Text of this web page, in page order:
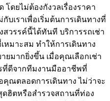
ดยไม่ต้องกังวลเรื่องราคา
บเราเพื่อเริ่มต้นการเดินทางที่
สวรรค์นี้ได้ทันที บริการรถเช่า
มาะสม ทำให้การเดินทาง
มากยิ่งขึ้น เมื่อคุณเลือกเช่า
ที่ดีจากทีมงานมืออาชีพที่
ณตลอดการเดินทาง ไม่ว่าจะ
ดฮิตหรือสำรวจสถานที่ท่อง